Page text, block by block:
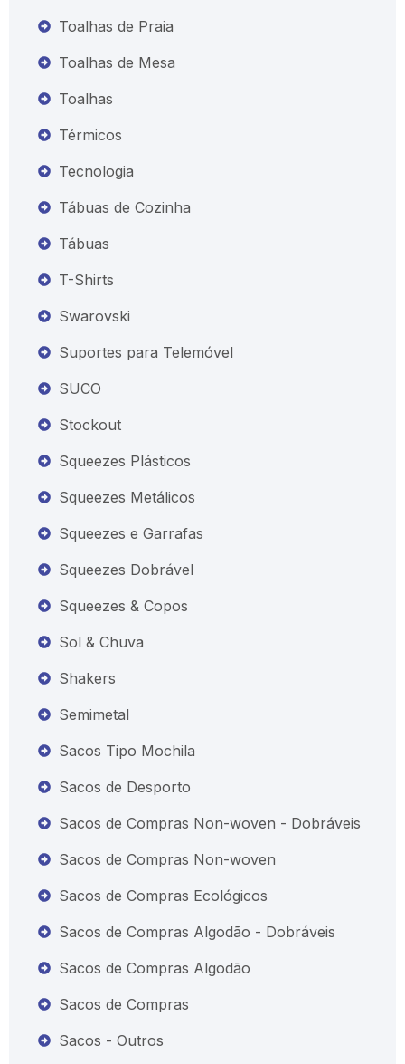
Toalhas de Praia
Toalhas de Mesa
Toalhas
Térmicos
Tecnologia
Tábuas de Cozinha
Tábuas
T-Shirts
Swarovski
Suportes para Telemóvel
SUCO
Stockout
Squeezes Plásticos
Squeezes Metálicos
Squeezes e Garrafas
Squeezes Dobrável
Squeezes & Copos
Sol & Chuva
Shakers
Semimetal
Sacos Tipo Mochila
Sacos de Desporto
Sacos de Compras Non-woven - Dobráveis
Sacos de Compras Non-woven
Sacos de Compras Ecológicos
Sacos de Compras Algodão - Dobráveis
Sacos de Compras Algodão
Sacos de Compras
Sacos - Outros